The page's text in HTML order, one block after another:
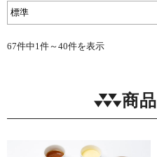
67件中1件～40件を表示
商